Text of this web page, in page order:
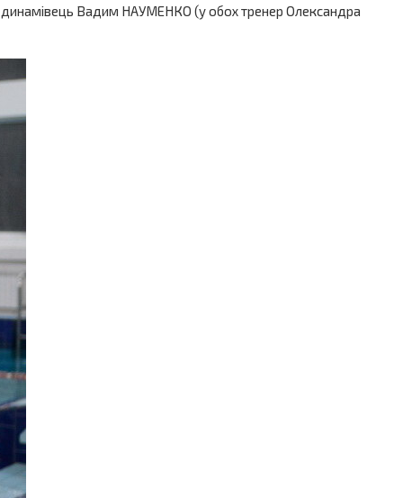
Вадим НАУМЕНКО (у обох тренер Олександра